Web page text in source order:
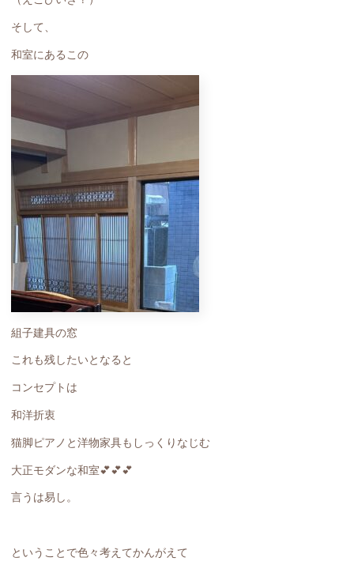
そして、
和室にあるこの
組子建具の窓
これも残したいとなると
コンセプトは
和洋折衷
猫脚ピアノと洋物家具もしっくりなじむ
大正モダンな和室💕💕💕
言うは易し。
ということで色々考えてかんがえて